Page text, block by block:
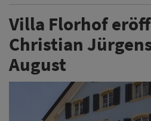
Villa Florhof
Christian
August